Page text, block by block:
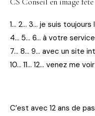
1… 2… 3… je suis toujours
4… 5… 6… à votre
7… 8… 9… avec un site
10… 11… 12… venez me
C’est avec 12 ans de